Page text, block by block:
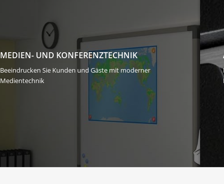
MEDIEN- UND KONFERENZTECHNIK
Beeindrucken Sie Kunden und Gäste mit moderner
Medientechnik